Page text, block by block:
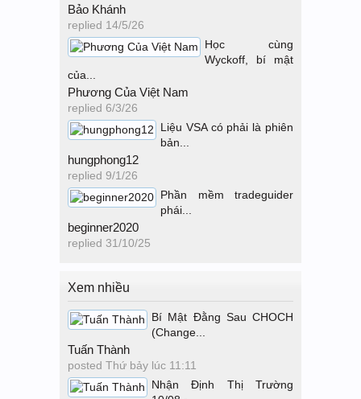
Bảo Khánh
replied 14/5/26
Học cùng
Wyckoff, bí mật
của...
Phương Của Việt Nam
replied 6/3/26
Liệu VSA có phải là phiên
bản...
hungphong12
replied 9/1/26
Phần mềm tradeguider
phái...
beginner2020
replied 31/10/25
Xem nhiều
Bí Mật Đằng Sau CHOCH
(Change...
Tuấn Thành
posted Thứ bảy lúc 11:11
Nhận Định Thị Trường